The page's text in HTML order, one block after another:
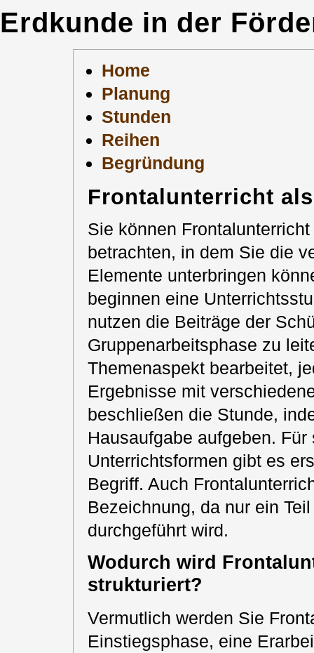
Erdkunde in der
Home
Planung
Stunden
Reihen
Begründung
Frontalunterricht
Sie können
betrachten, in dem Sie die
Elemente unterbringen
beginnen eine
nutzen die Beiträge der
Gruppenarbeitsphase zu
Themenaspekt bearbeitet,
Ergebnisse mit
beschließen die Stunde,
Hausaufgabe aufgeben.
Unterrichtsformen gibt es
Begriff. Auch
Bezeichnung, da nur ein
durchgeführt wird.
Wodurch wird
strukturiert?
Vermutlich werden Sie
Einstiegsphase, eine